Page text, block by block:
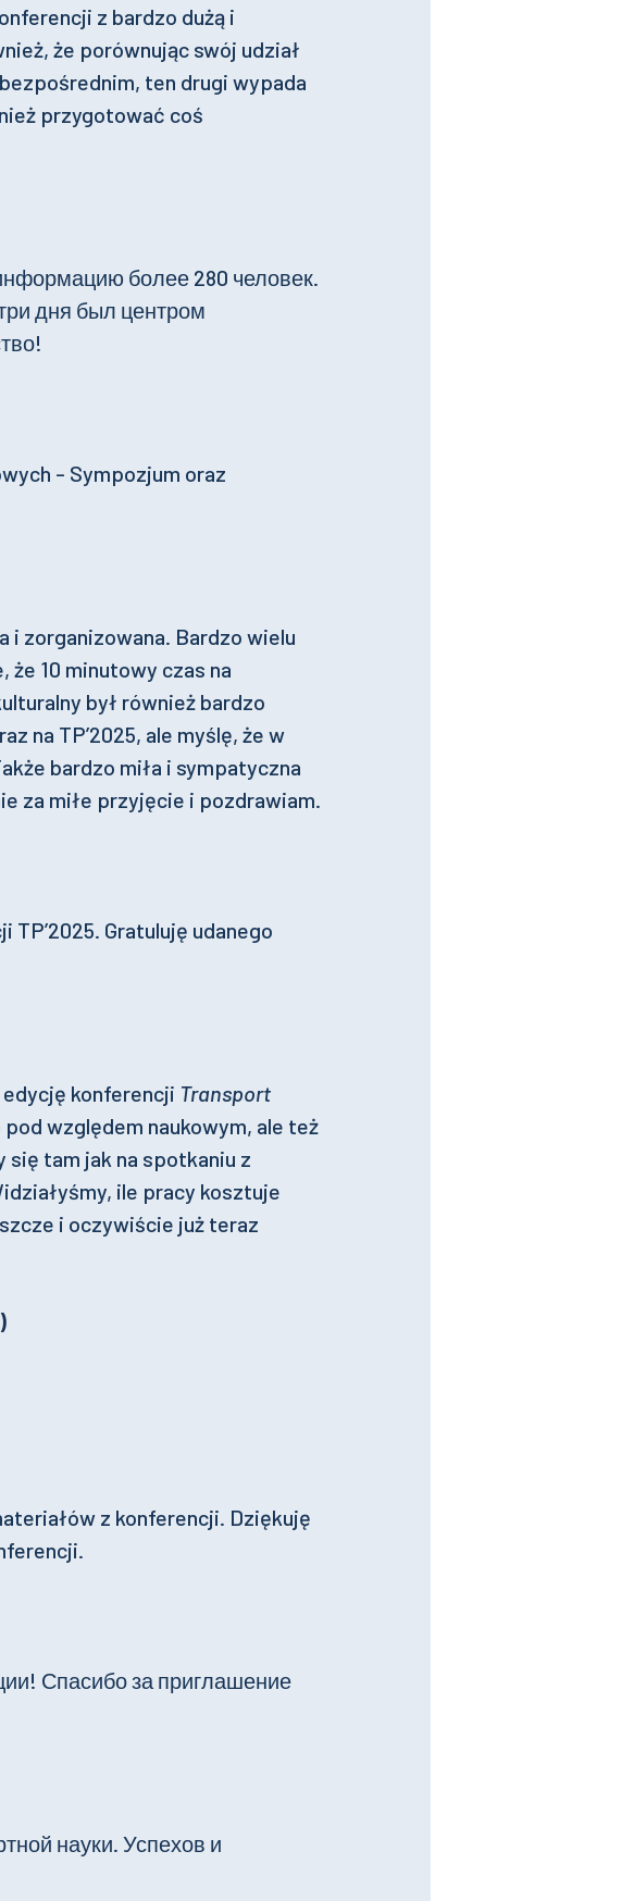
z bardzo dużą i
że porównując swój udział
ten drugi wypada
przygotować coś
более 280 человек.
дня был центром
- Sympozjum oraz
i zorganizowana. Bardzo wielu
10 minutowy czas na
był również bardzo
na TP’2025, ale myślę, że w
bardzo miła i sympatyczna
za miłe przyjęcie i pozdrawiam.
Gratuluję udanego
konferencji Transport
względem naukowym, ale też
się tam jak na spotkaniu z
ile pracy kosztuje
i oczywiście już teraz
z konferencji. Dziękuję
Спасибо за приглашение
науки. Успехов и